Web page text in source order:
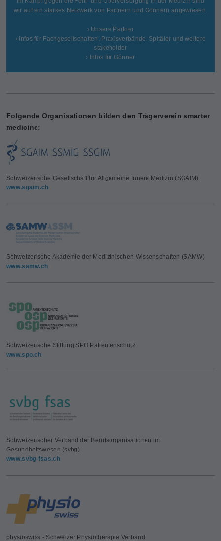
wir auf ein starkes Netzwerk von Partnern und Gönnern angewiesen.
› Unsere Partner
› Infos für Fachgesellschaften, Praxisverbände, Spitäler und weitere
stakeholder
› Infos für Gönner
Folgende Organisationen bilden den Trägerverein smarter
medicine:
Schweizerische Gesellschaft für Allgemeine Innere Medizin (SGAIM)
www.sgaim.ch
Schweizerische Akademie der Medizinischen Wissenschaften (SAMW)
www.samw.ch
Schweizerische Stiftung SPO Patientenschutz
www.spo.ch
Schweizerischer Verband der Berufsorganisationen im
Gesundheitswesen (svbg)
www.svbg-fsas.ch
physioswiss - Schweizer Physiotherapie Verband